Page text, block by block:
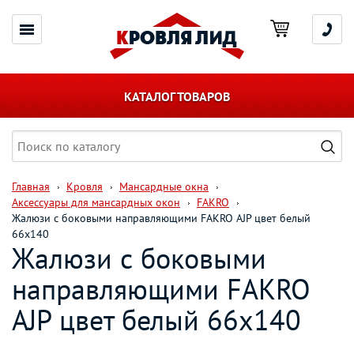
КАТАЛОГ ТОВАРОВ
Главная Кровля
Мансардные окна
Аксессуары для мансардных окон
FAKRO
Жалюзи с боковыми направляющими FAKRO AJP цвет белый
66х140
Жалюзи с боковыми
направляющими FAKRO
AJP цвет белый 66х140